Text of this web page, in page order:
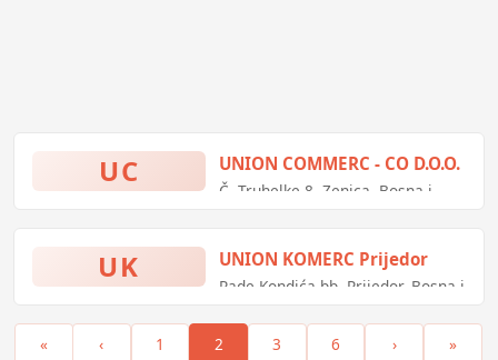
UC UNION COMMERC - CO D.O.O.
Č. Truhelke 8, Zenica, Bosna i
UK UNION KOMERC Prijedor
Rade Kondića bb, Prijedor, Bosna i
«
‹ 1 2 3 6 › »